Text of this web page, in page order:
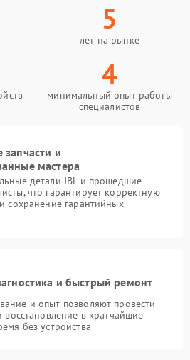
5
лет на рынке
4
минимальный опыт работы
специалистов
и
мастера
детали JBL и прошедшие
что гарантирует корректную
сохранение гарантийных
и быстрый ремонт
и опыт позволяют провести
восстановление в кратчайшие
без устройства